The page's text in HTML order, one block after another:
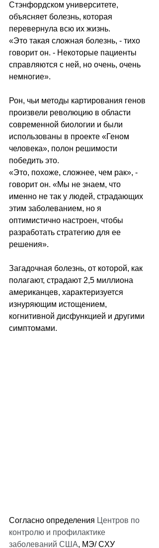
Стэнфордском университете,
объясняет болезнь, которая
перевернула всю их жизнь.
«Это такая сложная болезнь, - тихо
говорит он. - Некоторые пациенты
справляются с ней, но очень, очень
немногие».
Рон, чьи методы картирования генов
произвели революцию в области
современной биологии и были
использованы в проекте «Геном
человека», полон решимости
победить это.
«Это, похоже, сложнее, чем рак», -
говорит он. «Мы не знаем, что
именно не так у людей, страдающих
этим заболеванием, но я
оптимистично настроен, чтобы
разработать стратегию для ее
решения».
Загадочная болезнь, от которой, как
полагают, страдают 2,5 миллиона
американцев, характеризуется
изнуряющим истощением,
когнитивной дисфункцией и другими
симптомами.
Согласно определения Центров по
контролю и профилактике
заболеваний США, MЭ/ CХУ